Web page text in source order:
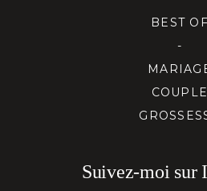
BEST OF
-
COUPLE
Suivez-moi sur